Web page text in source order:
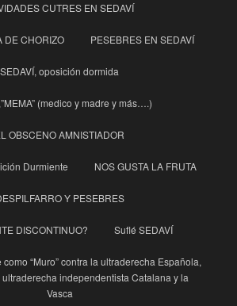
CUTRES EN SEDAVÍ
DE CHORIZO PESEBRES EN SEDAVÍ
SEDAVÍ, oposición dormida
(medico y madre y más….)
OBSCENO AMNISTIADOR
Durmiente NOS GUSTA LA FRUTA
Y PESEBRES
DISCONTINUO? Suflé SEDAVÍ
“Muro” contra la ultraderecha Española,
independentista Catalana y la
Vasca